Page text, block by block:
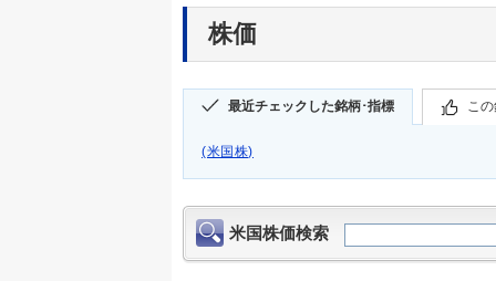
株価
最近チェックした銘柄･指標 こ
(米国株)